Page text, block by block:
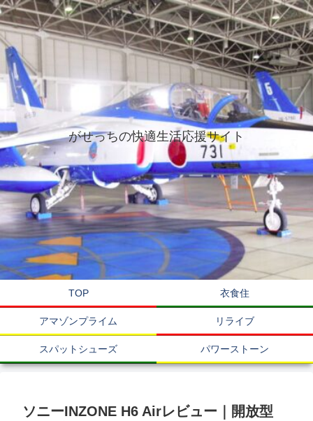
がせっちの快適生活応援サイト
TOP 衣食住
アマゾンプライム リライブ
スパットシューズ パワーストーン
ソニーINZONE H6 Airレビュー｜開放型